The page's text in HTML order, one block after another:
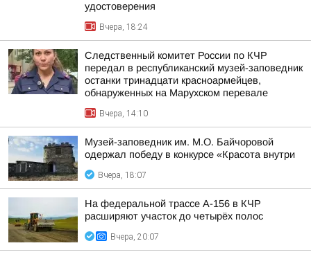
удостоверения
Вчера, 18:24
Следственный комитет России по КЧР
передал в республиканский музей-заповедник
останки тринадцати красноармейцев,
обнаруженных на Марухском перевале
Вчера, 14:10
Музей-заповедник им. М.О. Байчоровой
одержал победу в конкурсе «Красота внутри
Вчера, 18:07
На федеральной трассе А-156 в КЧР
расширяют участок до четырёх полос
Вчера, 20:07